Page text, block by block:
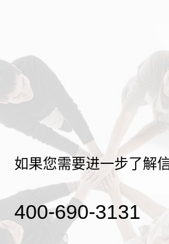
如果您需要进一步了解
400-690-3131